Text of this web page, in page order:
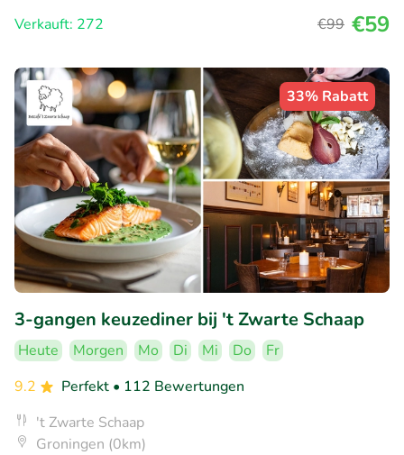
Verkauft: 272
€99 €59
33% Rabatt
3-gangen keuzediner bij 't Zwarte Schaap
Heute Morgen Mo Di Mi Do
Fr
9.2
Perfekt • 112 Bewertungen
't Zwarte Schaap
Groningen (0km)